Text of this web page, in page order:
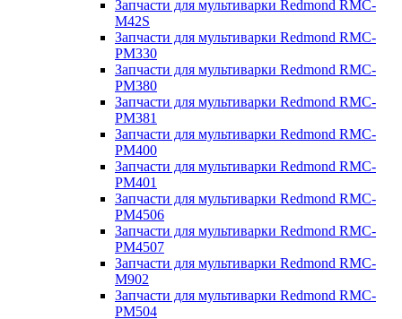
Запчасти для мультиварки Redmond RMC-
M42S
Запчасти для мультиварки Redmond RMC-
PM330
Запчасти для мультиварки Redmond RMC-
PM380
Запчасти для мультиварки Redmond RMC-
PM381
Запчасти для мультиварки Redmond RMC-
PM400
Запчасти для мультиварки Redmond RMC-
PM401
Запчасти для мультиварки Redmond RMC-
PM4506
Запчасти для мультиварки Redmond RMC-
PM4507
Запчасти для мультиварки Redmond RMC-
M902
Запчасти для мультиварки Redmond RMC-
PM504